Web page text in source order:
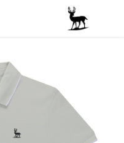
تخطي للذهاب إلى المحتوى